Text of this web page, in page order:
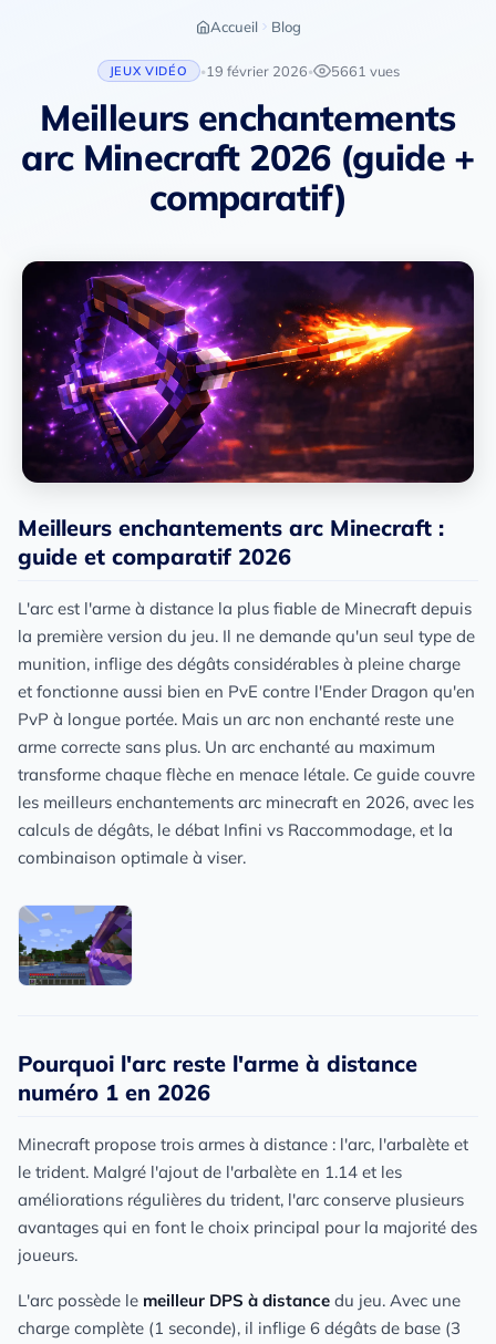
Accueil Blog
JEUX VIDÉO • 19 février 2026• 5661 vues
Meilleurs enchantements
arc Minecraft 2026 (guide +
comparatif)
Meilleurs enchantements arc Minecraft :
guide et comparatif 2026
L'arc est l'arme à distance la plus fiable de Minecraft depuis
la première version du jeu. Il ne demande qu'un seul type de
munition, inflige des dégâts considérables à pleine charge
et fonctionne aussi bien en PvE contre l'Ender Dragon qu'en
PvP à longue portée. Mais un arc non enchanté reste une
arme correcte sans plus. Un arc enchanté au maximum
transforme chaque flèche en menace létale. Ce guide couvre
les meilleurs enchantements arc minecraft en 2026, avec les
calculs de dégâts, le débat Infini vs Raccommodage, et la
combinaison optimale à viser.
Pourquoi l'arc reste l'arme à distance
numéro 1 en 2026
Minecraft propose trois armes à distance : l'arc, l'arbalète et
le trident. Malgré l'ajout de l'arbalète en 1.14 et les
améliorations régulières du trident, l'arc conserve plusieurs
avantages qui en font le choix principal pour la majorité des
joueurs.
L'arc possède le meilleur DPS à distance du jeu. Avec une
charge complète (1 seconde), il inflige 6 dégâts de base (3